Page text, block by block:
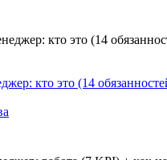
кто это (14